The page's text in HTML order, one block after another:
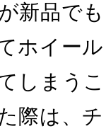
新品で
ホイー
しまう
際は、